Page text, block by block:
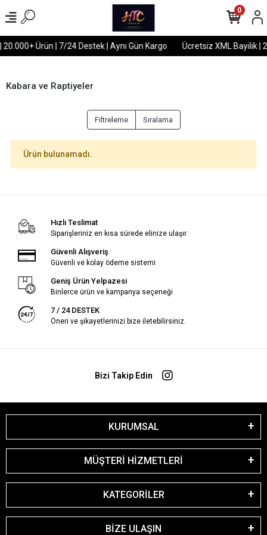
Ürün | 7/24 Destek | Aynı Gün Kargo Ücretsiz XML Bayilik |
0
Kabara ve Raptiyeler
Filtreleme Sıralama
Ürün bulunamadı.
Hızlı Teslimat
Siparişleriniz en kısa sürede elinize ulaşır.
Güvenli Alışveriş
Güvenli ve kolay ödeme sistemi
Geniş Ürün Yelpazesi
Binlerce ürün ve kampanya seçeneği
7 / 24 DESTEK
Öneri ve şikayetlerinizi bize iletebilirsiniz.
Bizi Takip Edin
KURUMSAL
MÜŞTERİ HİZMETLERİ
KATEGORİLER
BİZE ULAŞIN